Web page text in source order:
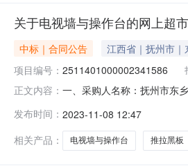
关于电视墙与操作台的网上超
中标｜合同公告 江西省｜抚州市｜
项目编号： 2511401000002341586
正文内容： 一、采购人名称：抚州市东
墙与操作台无品牌
发布时间： 2023-11-08 12:47
相关产品：
电视墙与操作台 推拉黑板